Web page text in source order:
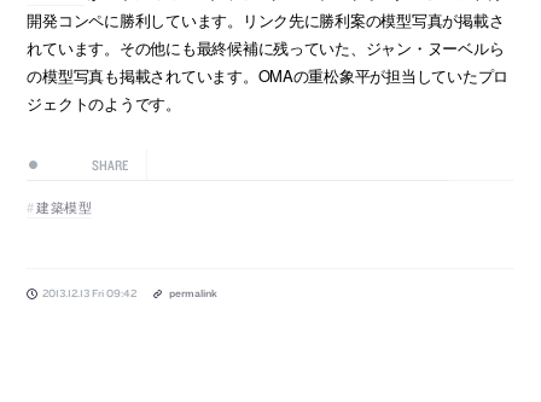
開発コンペに勝利しています。リンク先に勝利案の模型写真が掲載さ
れています。その他にも最終候補に残っていた、ジャン・ヌーベルら
の模型写真も掲載されています。OMAの重松象平が担当していたプロ
ジェクトのようです。
SHARE
建築模型
2013.12.13 Fri 09:42 permalink